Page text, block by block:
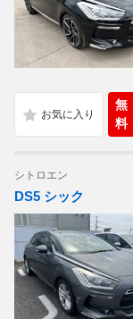
無
料
シトロエン
DS5 シック